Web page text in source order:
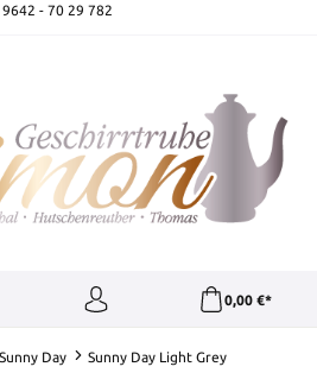
9642 - 70 29 782
0,00 €*
Sunny Day Sunny Day Light Grey